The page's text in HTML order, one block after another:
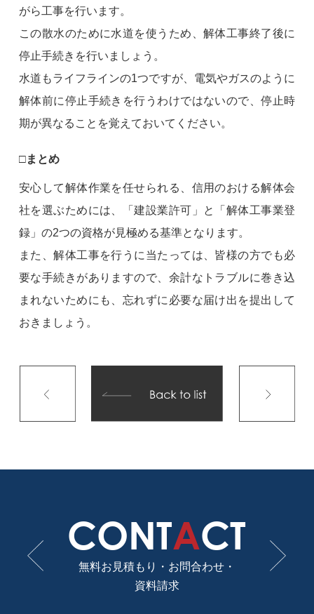
がら工事を行います。
この散水のために水道を使うため、解体工事終了後に
停止手続きを行いましょう。
水道もライフラインの1つですが、電気やガスのように
解体前に停止手続きを行うわけではないので、停止時
期が異なることを覚えておいてください。
□まとめ
安心して解体作業を任せられる、信用のおける解体会
社を選ぶためには、「建設業許可」と「解体工事業登
録」の2つの資格が見極める基準となります。
また、解体工事を行うに当たっては、皆様の方でも必
要な手続きがありますので、余計なトラブルに巻き込
まれないためにも、忘れずに必要な届け出を提出して
おきましょう。
CONTACT
無料お見積もり・お問合わせ・
資料請求